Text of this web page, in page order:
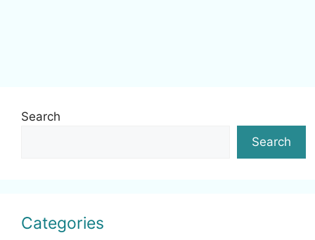
Search
Search
Categories